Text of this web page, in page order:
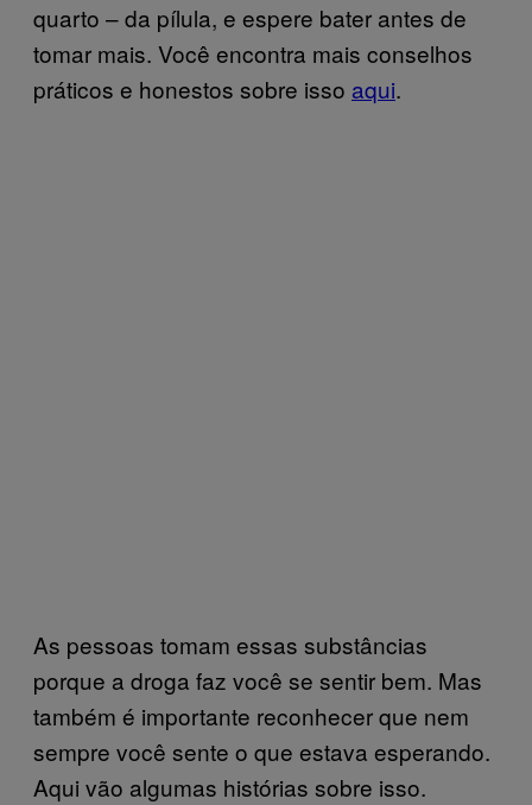
quarto – da pílula, e espere bater antes de
tomar mais. Você encontra mais conselhos
práticos e honestos sobre isso aqui.
As pessoas tomam essas substâncias
porque a droga faz você se sentir bem. Mas
também é importante reconhecer que nem
sempre você sente o que estava esperando.
Aqui vão algumas histórias sobre isso.